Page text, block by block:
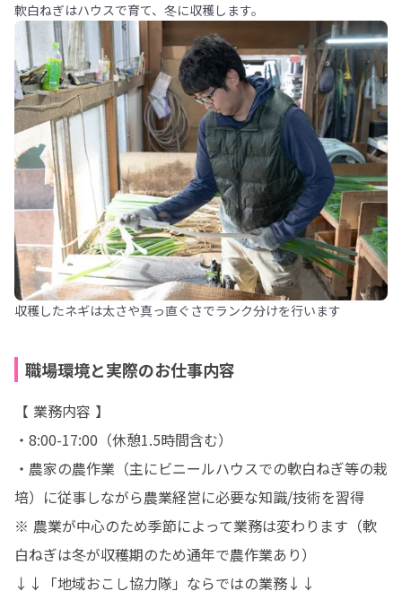
軟白ねぎはハウスで育て、冬に収穫します。
収穫したネギは太さや真っ直ぐさでランク分けを行います
職場環境と実際のお仕事内容
【 業務内容 】
・8:00-17:00（休憩1.5時間含む）
・農家の農作業（主にビニールハウスでの軟白ねぎ等の栽
培）に従事しながら農業経営に必要な知識/技術を習得
※ 農業が中心のため季節によって業務は変わります（軟
白ねぎは冬が収穫期のため通年で農作業あり）
↓↓「地域おこし協力隊」ならではの業務↓↓